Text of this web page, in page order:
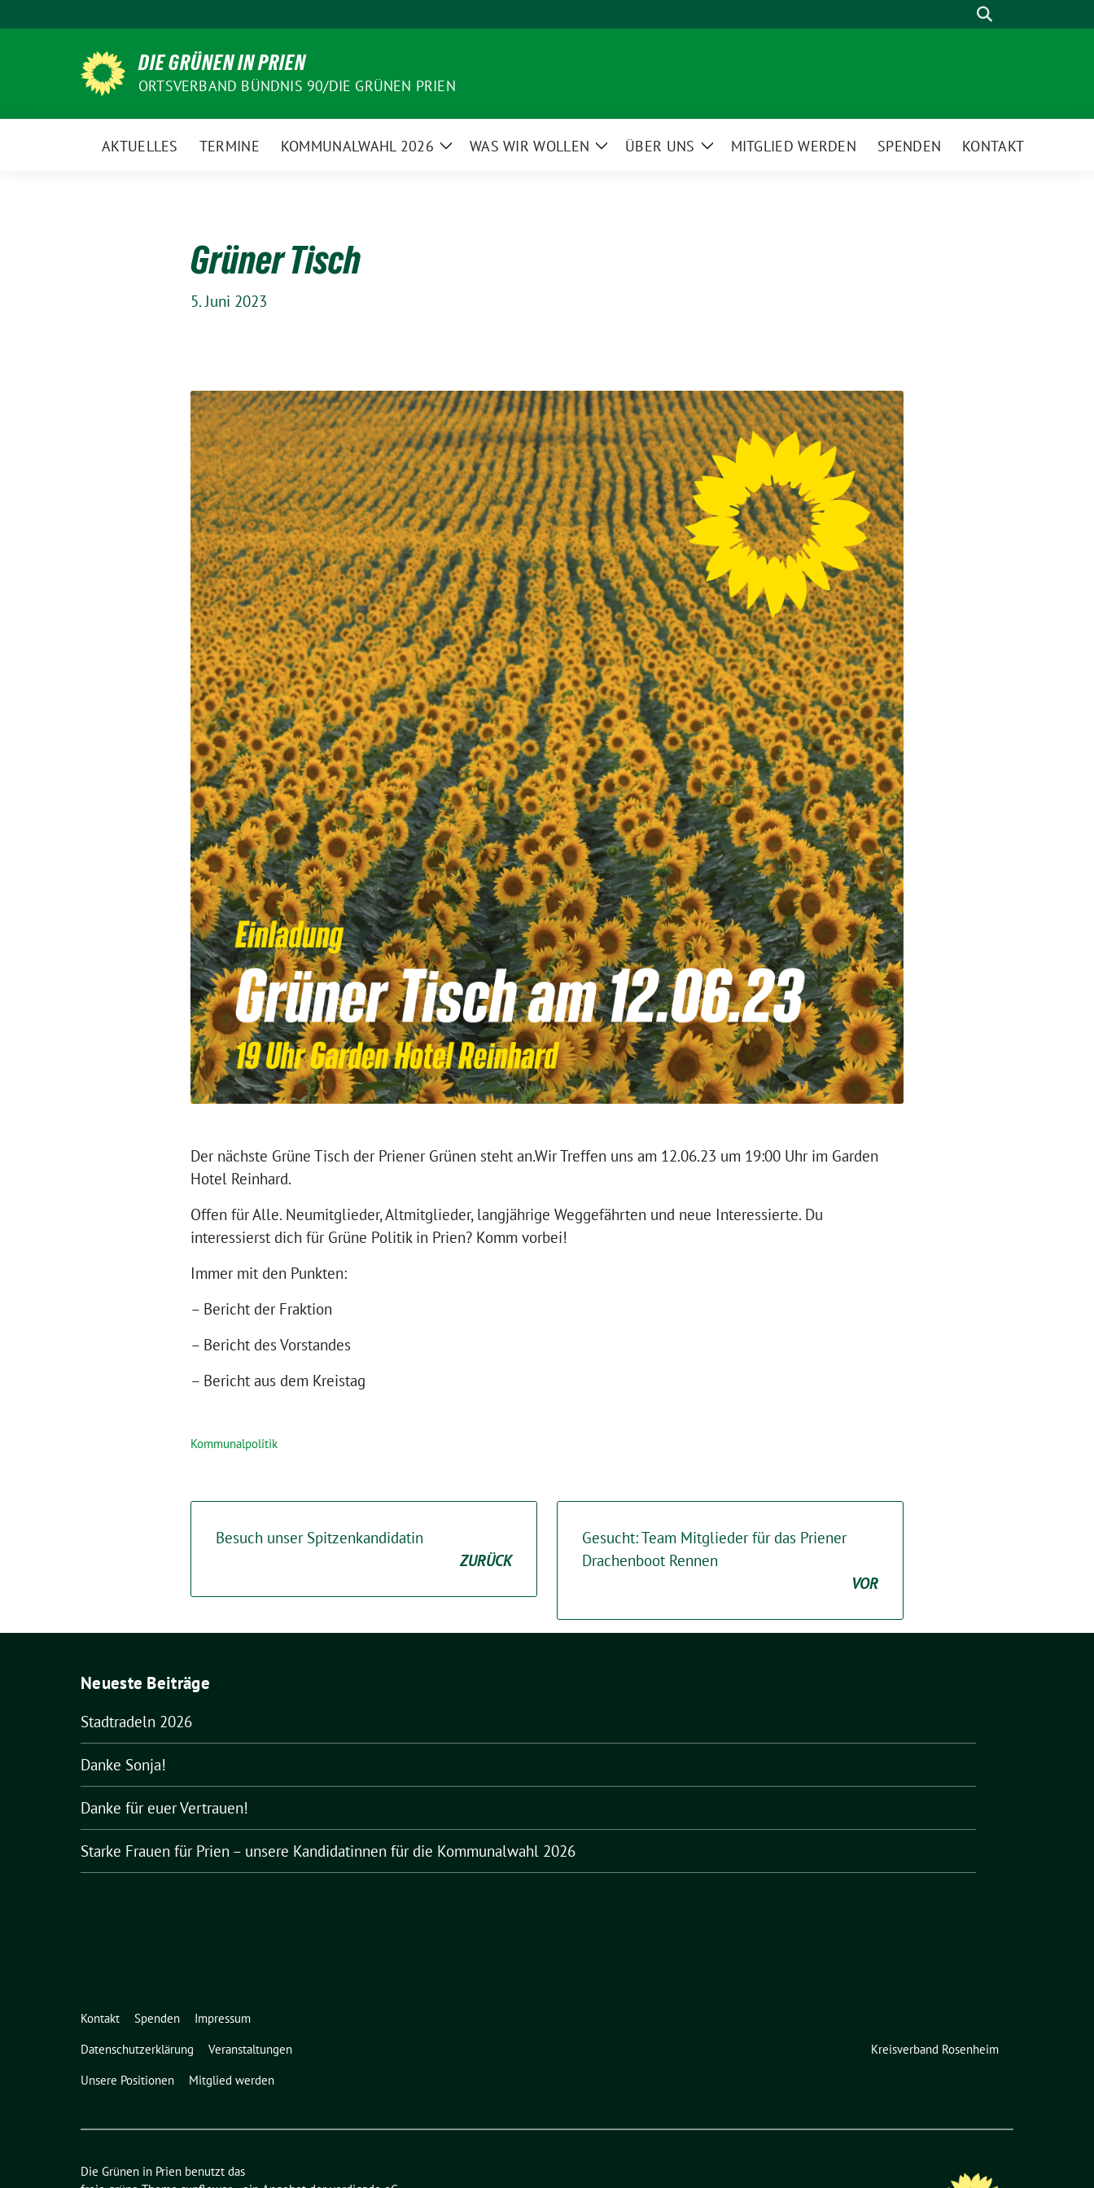
zum
Suche
DIE GRÜNEN IN PRIEN
ORTSVERBAND BÜNDNIS 90/DIE GRÜNEN PRIEN
AKTUELLES TERMINE KOMMUNALWAHL 2026
ZeigeWAS WIR WOLLEN
ZeigeÜBER UNS
ZeigeMITGLIED WERDEN SPENDEN KONTAKT
Grüner Tisch
5. Juni 2023
Der nächste Grüne Tisch der Priener Grünen steht an.Wir Treffen uns am 12.06.23 um 19:00 Uhr im Garden
Hotel Reinhard.
Offen für Alle. Neumitglieder, Altmitglieder, langjährige Weggefährten und neue Interessierte. Du
interessierst dich für Grüne Politik in Prien? Komm vorbei!
Immer mit den Punkten:
– Bericht der Fraktion
– Bericht des Vorstandes
– Bericht aus dem Kreistag
Kommunalpolitik
Besuch unser Spitzenkandidatin
ZURÜCK
Gesucht: Team Mitglieder für das Priener
Drachenboot Rennen
VOR
Neueste Beiträge
Stadtradeln 2026
Danke Sonja!
Danke für euer Vertrauen!
Starke Frauen für Prien – unsere Kandidatinnen für die Kommunalwahl 2026
Kontakt Spenden
Impressum
Datenschutzerklärung
Veranstaltungen
Unsere Positionen
Mitglied werden
Kreisverband Rosenheim
Die Grünen in Prien benutzt das